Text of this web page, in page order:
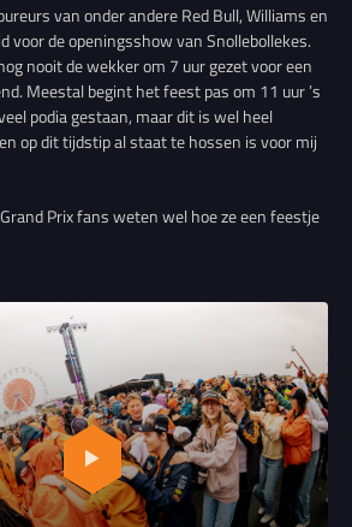
van onder andere Red Bull, Williams en
voor de openingsshow van Snollebollekes.
nooit de wekker om 7 uur gezet voor een
Meestal begint het feest pas om 11 uur ’s
podia gestaan, maar dit is wel heel
op dit tijdstip al staat te hossen is voor mij
Prix fans weten wel hoe ze een feestje